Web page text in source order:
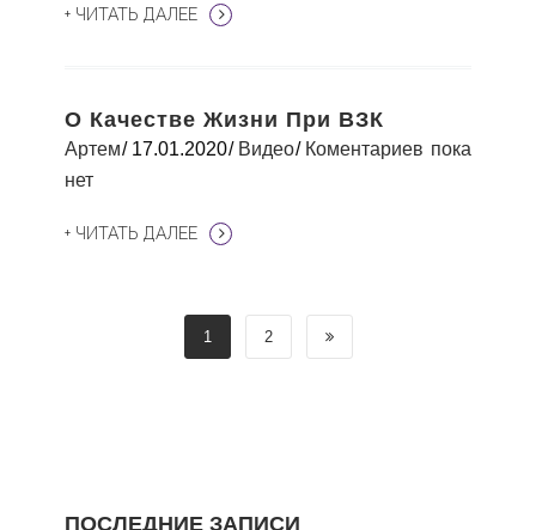
+ ЧИТАТЬ ДАЛЕЕ
О Качестве Жизни При ВЗК
Артем 17.01.2020 Видео
Коментариев пока
нет
+ ЧИТАТЬ ДАЛЕЕ
1 2
ПОСЛЕДНИЕ ЗАПИСИ